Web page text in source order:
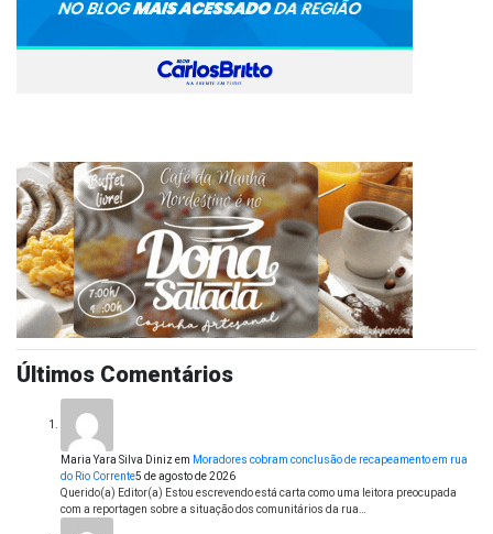
Últimos Comentários
Maria Yara Silva Diniz em Moradores cobram conclusão de recapeamento em rua
do Rio Corrente5 de agosto de 2026
Querido(a) Editor(a) Estou escrevendo está carta como uma leitora preocupada
com a reportagen sobre a situação dos comunitários da rua…